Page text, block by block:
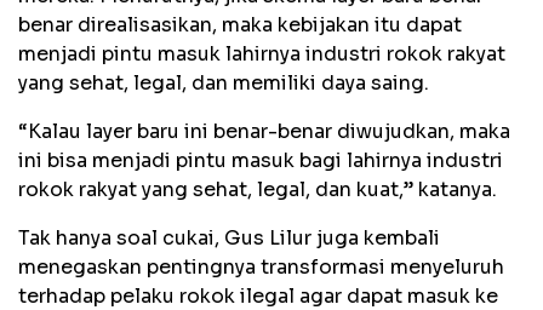
benar direalisasikan, maka kebijakan itu dapat
menjadi pintu masuk lahirnya industri rokok rakyat
yang sehat, legal, dan memiliki daya saing.
“Kalau layer baru ini benar-benar diwujudkan, maka
ini bisa menjadi pintu masuk bagi lahirnya industri
rokok rakyat yang sehat, legal, dan kuat,” katanya.
Tak hanya soal cukai, Gus Lilur juga kembali
menegaskan pentingnya transformasi menyeluruh
terhadap pelaku rokok ilegal agar dapat masuk ke